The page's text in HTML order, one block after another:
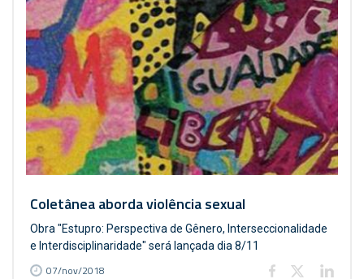
Coletânea aborda violência sexual
Obra "Estupro: Perspectiva de Gênero, Interseccionalidade
e Interdisciplinaridade" será lançada dia 8/11
07/nov/2018